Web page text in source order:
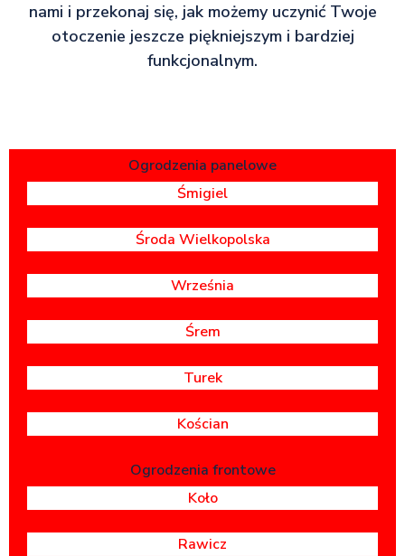
nami i przekonaj się, jak możemy uczynić Twoje
otoczenie jeszcze piękniejszym i bardziej
funkcjonalnym.
Ogrodzenia panelowe
Śmigiel
Środa Wielkopolska
Września
Śrem
Turek
Kościan
Ogrodzenia frontowe
Koło
Rawicz